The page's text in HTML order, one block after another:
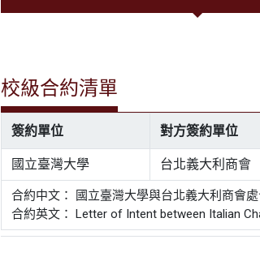
校級合約清單
簽約單位 對方簽約單位
國立臺灣大學 台北義大利商會
合約中文： 國立臺灣大學與台北義大利商會
合約英文： Letter of Intent between Italian